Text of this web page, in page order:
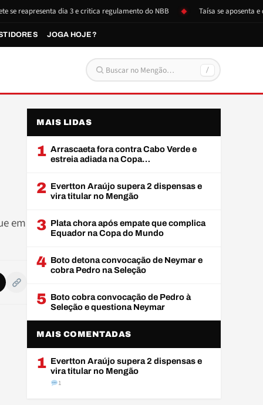
dia 3 e critica regulamento do NBB Taísa se aposenta e doa itens
JOGA HOJE?
Buscar por: /
em
MAIS LIDAS
1 Arrascaeta fora contra Cabo Verde e
estreia adiada na Copa…
2 Evertton Araújo supera 2 dispensas e
vira titular no Mengão
3 Plata chora após empate que complica
Equador na Copa do Mundo
4 Boto detona convocação de Neymar e
cobra Pedro na Seleção
5 Boto cobra convocação de Pedro à
Seleção e questiona Neymar
MAIS COMENTADAS
1 Evertton Araújo supera 2 dispensas e
vira titular no Mengão
1